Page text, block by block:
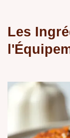
Les